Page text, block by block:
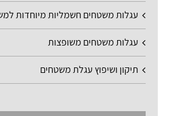
עגלות משטחים חשמליות מיוחדות
עגלות משטחים משופצות
תיקון ושיפוץ עגלת משטחים